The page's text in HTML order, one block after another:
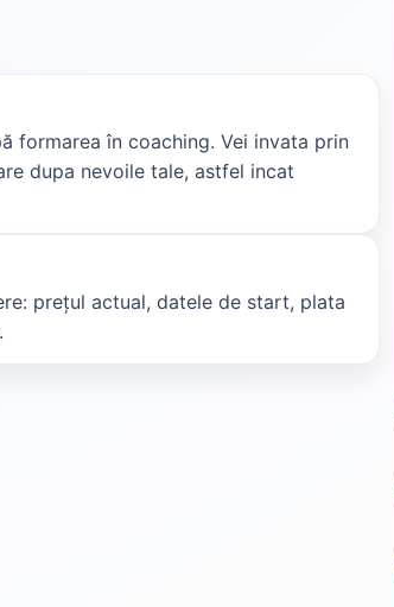
formarea în coaching. Vei invata prin
dupa nevoile tale, astfel incat
prețul actual, datele de start, plata